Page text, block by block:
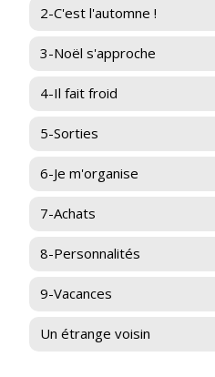
2-C'est l'automne !
3-Noël s'approche
4-Il fait froid
5-Sorties
6-Je m'organise
7-Achats
8-Personnalités
9-Vacances
Un étrange voisin